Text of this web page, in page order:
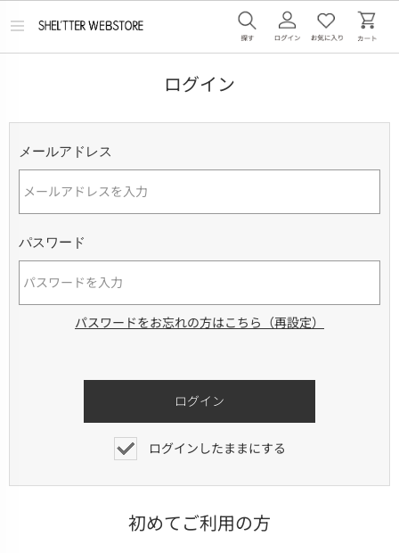
メ
ログイン
メールアドレス
パスワード
パスワードをお忘れの方はこちら（再設定）
ログインしたままにする
初めてご利用の方